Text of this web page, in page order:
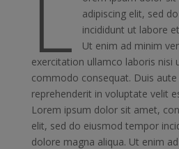
adipiscing elit, sed
incididunt ut labore
Ut enim ad minim
exercitation ullamco laboris nisi
commodo consequat. Duis
reprehenderit in voluptate velit
Lorem ipsum dolor sit amet,
elit, sed do eiusmod tempor
dolore magna aliqua. Ut enim